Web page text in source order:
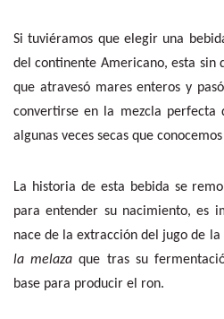
Si tuviéramos que elegir una
del continente Americano, esta sin
que atravesó mares enteros y
convertirse en la mezcla perfecta
algunas veces secas que
La historia de esta bebida se
para entender su nacimiento, es
nace de la extracción del jugo de la
la melaza que tras su
base para producir el ron.